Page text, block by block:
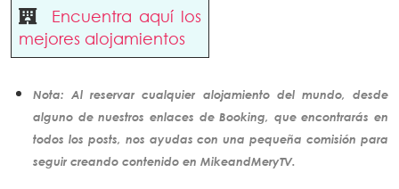
Encuentra aquí los
mejores alojamientos
Nota: Al reservar cualquier alojamiento del mundo, desde
alguno de nuestros enlaces de Booking, que encontrarás en
todos los posts, nos ayudas con una pequeña comisión para
seguir creando contenido en MikeandMeryTV.